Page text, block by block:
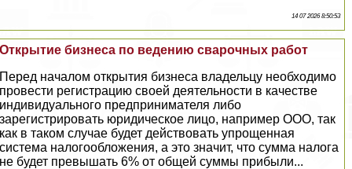
14 07 2026 8:50:53
Открытие бизнеса по ведению сварочных работ
Перед началом открытия бизнеса владельцу необходимо
провести регистрацию своей деятельности в качестве
индивидуального предпринимателя либо
зарегистрировать юридическое лицо, например ООО, так
как в таком случае будет действовать упрощенная
система налогообложения, а это значит, что сумма налога
не будет превышать 6% от общей суммы прибыли...